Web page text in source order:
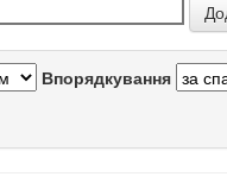
Впорядкування